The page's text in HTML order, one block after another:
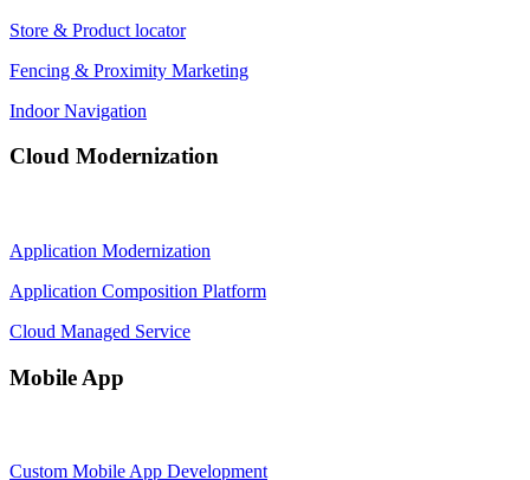
Store & Product locator
Fencing & Proximity Marketing
Indoor Navigation
Cloud Modernization
Application Modernization
Application Composition Platform
Cloud Managed Service
Mobile App
Custom Mobile App Development